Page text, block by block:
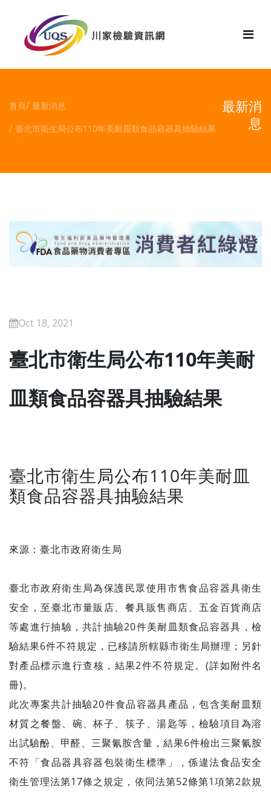
首頁 最新消息
臺北市衛生局公布110年美耐皿類食品容器具抽驗結果
最新消
息
Oct 18, 2021
臺北市衛生局公布110年美耐
皿類食品容器具抽驗結果
臺北市衛生局公布110年美耐皿
類食品容器具抽驗結果
來源：臺北市政府衛生局
臺北市政府衛生局為保護民眾使用市售食品容器具衛生
安全，至臺北市量販店、餐具販售商店、五金百貨商店
等處進行抽驗，共計抽驗20件美耐皿類食品容器具，檢
驗結果6件不符規定，已移請所轄縣市衛生局辦理；另針
對產品標示進行查核，結果2件不符規定。(詳如附件名
冊)。
此次專案共計抽驗20件食品容器具產品，包含美耐皿類
材質之餐盤、碗、杯子、筷子、湯匙等，檢驗項目為溶
出試驗酚、甲醛、三聚氰胺含量，結果6件檢出三聚氰胺
不符「食品器具容器包裝衛生標準」，係違法食品安全
衛生管理法第17條之規定，依同法第52條第1項第2款規